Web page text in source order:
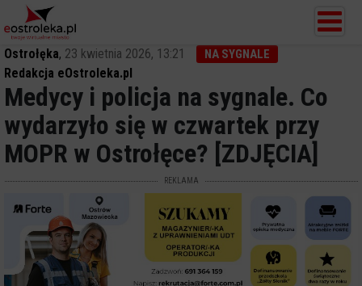
Ostrołęka, 23 kwietnia 2026, 13:21 NA SYGNALE
Redakcja eOstroleka.pl
Medycy i policja na sygnale. Co
wydarzyło się w czwartek przy
MOPR w Ostrołęce? [ZDJĘCIA]
REKLAMA